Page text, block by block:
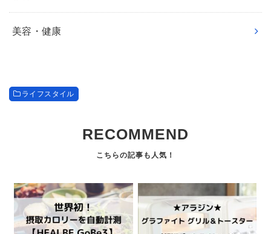
美容・健康
ライフスタイル
RECOMMEND